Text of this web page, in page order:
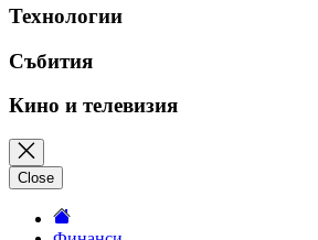
Технологии
Събития
Кино и телевизия
Close